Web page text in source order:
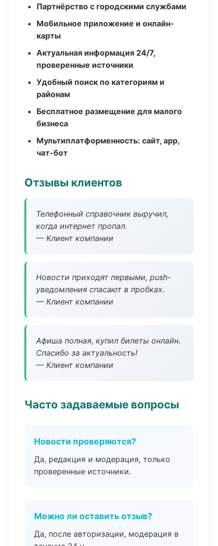
Партнёрство с городскими службами
Мобильное приложение и онлайн-
карты
Актуальная информация 24/7,
проверенные источники
Удобный поиск по категориям и
районам
Бесплатное размещение для малого
бизнеса
Мультиплатформенность: сайт, app,
чат-бот
Отзывы клиентов
Телефонный справочник выручил,
когда интернет пропал.
— Клиент компании
Новости приходят первыми, push-
уведомления спасают в пробках.
— Клиент компании
Афиша полная, купил билеты онлайн.
Спасибо за актуальность!
— Клиент компании
Часто задаваемые вопросы
Новости проверяются?
Да, редакция и модерация, только
проверенные источники.
Можно ли оставить отзыв?
Да, после авторизации, модерация в